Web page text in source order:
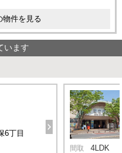
物件を見る
います
6丁目
間取 4LDK